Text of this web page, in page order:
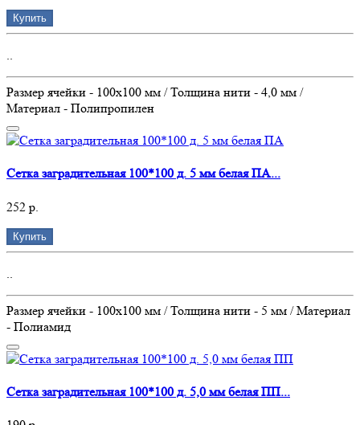
Купить
..
Размер ячейки - 100х100 мм / Толщина нити - 4,0 мм /
Материал - Полипропилен
Сетка заградительная 100*100 д. 5 мм белая ПА...
252 р.
Купить
Размер ячейки - 100х100 мм / Толщина нити - 5 мм / Материал
- Полиамид
Сетка заградительная 100*100 д. 5,0 мм белая ПП...